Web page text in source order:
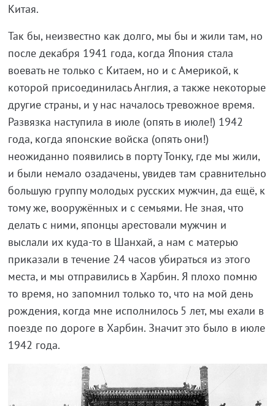
Китая.
Так бы, неизвестно как долго, мы бы и жили там, но
после декабря 1941 года, когда Япония стала
воевать не только с Китаем, но и с Америкой, к
которой присоединилась Англия, а также некоторые
другие страны, и у нас началось тревожное время.
Развязка наступила в июле (опять в июле!) 1942
года, когда японские войска (опять они!)
неожиданно появились в порту Тонку, где мы жили,
и были немало озадачены, увидев там сравнительно
большую группу молодых русских мужчин, да ещё, к
тому же, вооружённых и с семьями. Не зная, что
делать с ними, японцы арестовали мужчин и
выслали их куда-то в Шанхай, а нам с матерью
приказали в течение 24 часов убираться из этого
места, и мы отправились в Харбин. Я плохо помню
то время, но запомнил только то, что на мой день
рождения, когда мне исполнилось 5 лет, мы ехали в
поезде по дороге в Харбин. Значит это было в июле
1942 года.